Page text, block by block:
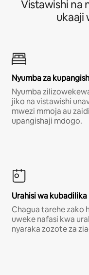
Vistawishi na
ukaaji
Nyumba za
Nyumba
jiko na vistawishi
mwezi mmoja au
upangishaji mdogo.
Urahisi wa
Chagua tarehe zako
uweke nafasi kwa
nyaraka zozote za